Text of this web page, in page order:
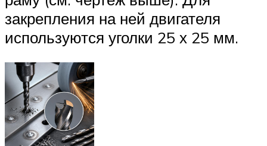
закрепления на ней двигателя
используются уголки 25 х 25 мм.